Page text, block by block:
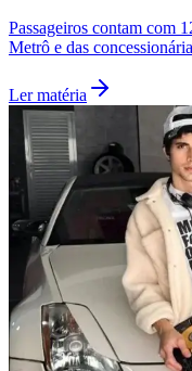
Passageiros contam com
Metrô e das
Ler matéria